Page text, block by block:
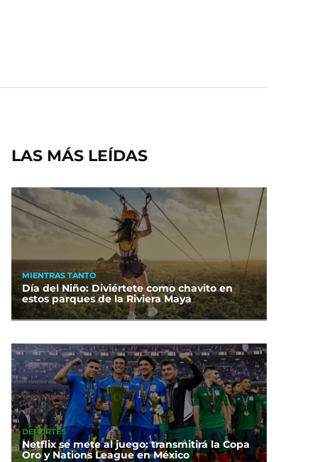
LAS MÁS LEÍDAS
MIENTRAS TANTO
Día del Niño: Diviértete como chavito en
estos parques de la Riviera Maya
DEPORTES
Netflix se mete al juego: transmitirá la Copa
Oro y Nations League en México